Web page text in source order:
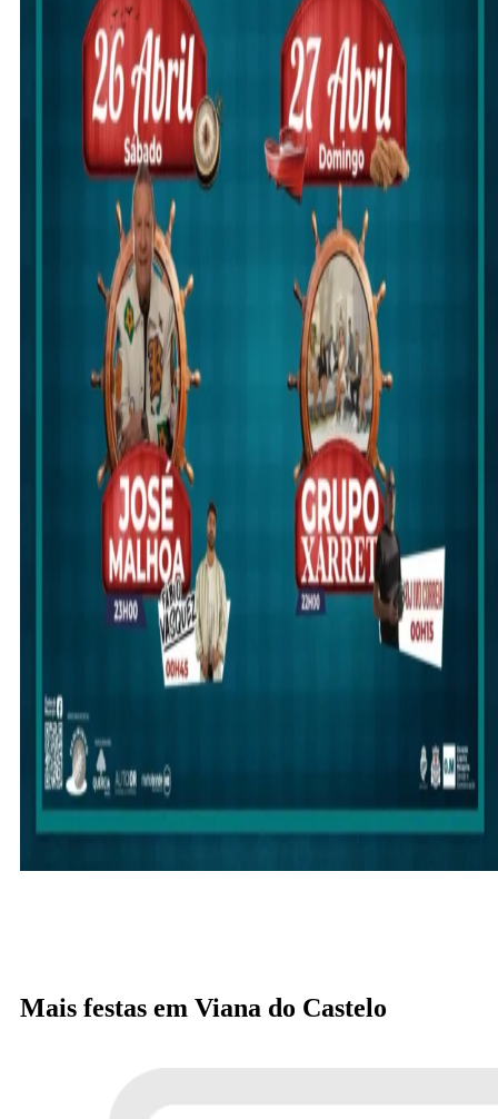
Mais festas em Viana do Castelo